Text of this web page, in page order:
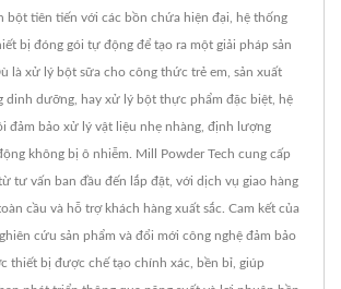
bột tiên tiến với các bồn chứa hiện đại, hệ thống
bị đóng gói tự động để tạo ra một giải pháp sản
là xử lý bột sữa cho công thức trẻ em, sản xuất
dinh dưỡng, hay xử lý bột thực phẩm đặc biệt, hệ
đảm bảo xử lý vật liệu nhẹ nhàng, định lượng
không bị ô nhiễm. Mill Powder Tech cung cấp
tư vấn ban đầu đến lắp đặt, với dịch vụ giao hàng
cầu và hỗ trợ khách hàng xuất sắc. Cam kết của
cứu sản phẩm và đổi mới công nghệ đảm bảo
thiết bị được chế tạo chính xác, bền bỉ, giúp